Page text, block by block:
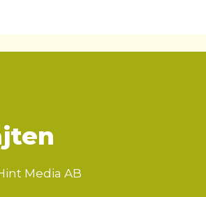
Media AB